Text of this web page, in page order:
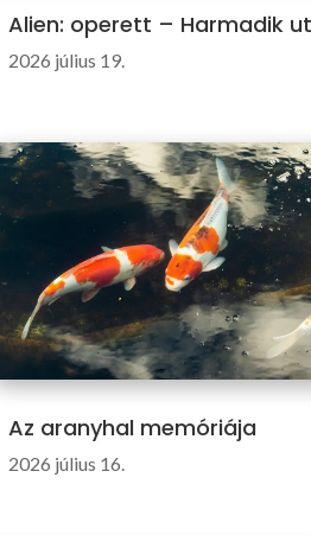
Alien: operett – Harmadik
2026 július 19.
Az aranyhal memóriája
2026 július 16.